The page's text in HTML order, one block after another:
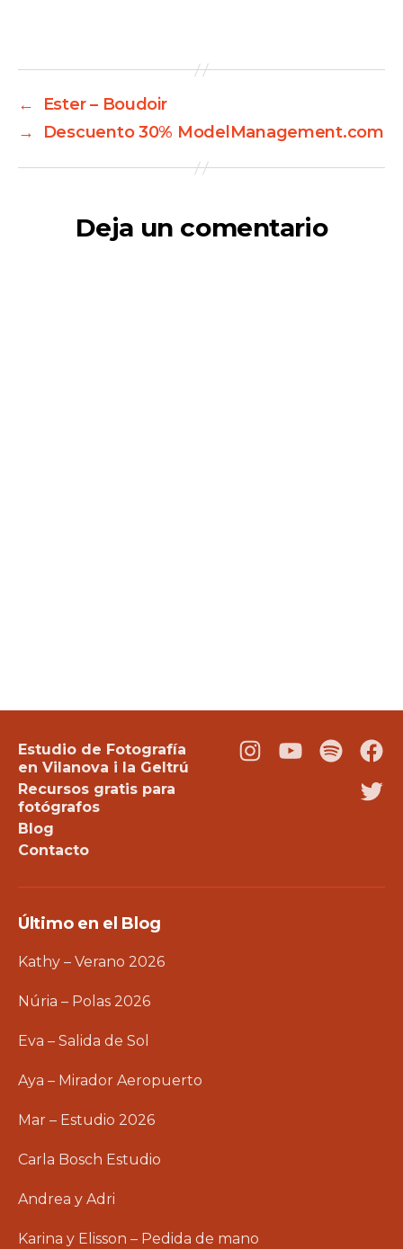
←
Ester – Boudoir
→
Descuento 30% ModelManagement.com
Deja un comentario
Estudio de Fotografía
en Vilanova i la Geltrú
Recursos gratis para
fotógrafos
Blog
Contacto
Instagram
YoutubePodcast
Último en el Blog
Kathy – Verano 2026
Núria – Polas 2026
Eva – Salida de Sol
Aya – Mirador Aeropuerto
Mar – Estudio 2026
Carla Bosch Estudio
Andrea y Adri
Karina y Elisson – Pedida de mano